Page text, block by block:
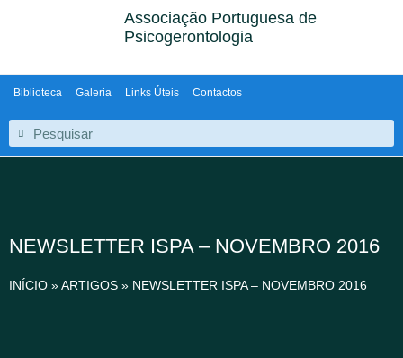
Associação Portuguesa de
Psicogerontologia
Biblioteca Galeria Links Úteis Contactos
NEWSLETTER ISPA – NOVEMBRO 2016
INÍCIO »ARTIGOS » NEWSLETTER ISPA – NOVEMBRO 2016